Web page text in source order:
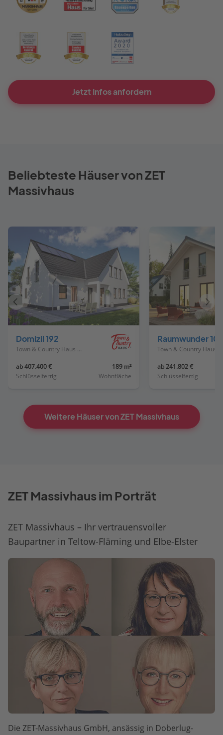
Jetzt Infos anfordern
Beliebteste Häuser von ZET
Massivhaus
Domizil 192
Town & Country Haus Deutschland
ab 407.400 €
Schlüsselfertig
189 m²
Wohnfläche
ab 241.802 €
Schlüsselfertig
Vorheriges
Haus
Weitere Häuser von ZET Massivhaus
ZET Massivhaus im Porträt
ZET Massivhaus – Ihr vertrauensvoller
Baupartner in Teltow-Fläming und Elbe-Elster
Die ZET-Massivhaus GmbH, ansässig in Doberlug-